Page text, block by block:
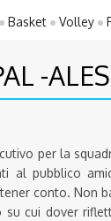
Basket Volley
-
per la
al pubblico
conto. Non
cui dover